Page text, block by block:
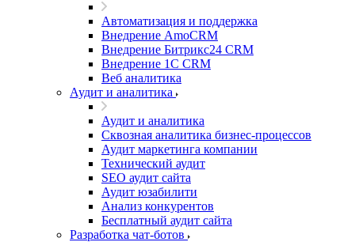
Автоматизация и поддержка
Внедрение AmoCRM
Внедрение Битрикс24 CRM
Внедрение 1C CRM
Веб аналитика
Аудит и аналитика
Аудит и аналитика
Сквозная аналитика бизнес-процессов
Аудит маркетинга компании
Технический аудит
SEO аудит сайта
Аудит юзабилити
Анализ конкурентов
Бесплатный аудит сайта
Разработка чат-ботов